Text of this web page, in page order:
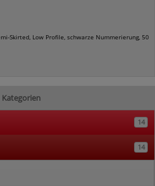
Skirted, Low Profile, schwarze Nummerierung, 50
Kategorien
14
14